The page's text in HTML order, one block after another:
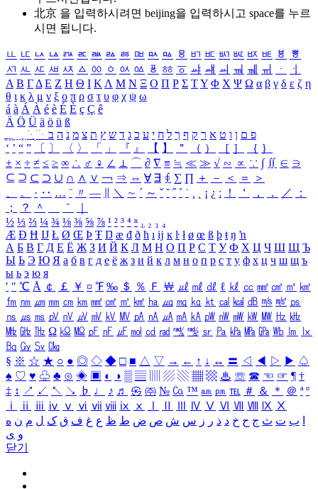
北京 을 입력하시려면 beijing을 입력하시고 space를 누르
시면 됩니다.
ㅥ ㅦ ㅧ ㅨ ㅩ ㅪ ㅫ ㅬ ㅭ ㅮ ㅯ ㅰ ㅱ ㅲ ㅳ ㅴ ㅵ ㅶ ㅷ ㅸ
ㅹ
ㅺ ㅻ ㅼ ㅽ ㅾ ㅿ ㆀ ㆁ ㆂ ㆃ ㆄ ㆅ ㆆ ㆇ ㆈ ㆉ ㆊ ㆋ ㆌ ㆍ
ㆎ
Α Β ΓΔ Ε Ζ Η Θ Ι ΚΛ Μ Ν Ξ Ο Π Ρ Σ ΤΥ Φ Χ Ψ Ω α β γ δ ε ζ η
θ ι κ λ μ ν ξ ο π ρ σ τ υ φ χ ψ ω
á à Á À é è É È ç Ç ê
Ä Ö Ü ä ö ü ß
ִֶֹ ֻּ ׁׂ פ ם ן ו ט א ר ק ף ך ל ח י ע כ ג ד ש ץ ת צ מ נ ה ב
‘ ’ “ ” 〔 〕 〈 〉 「 」 『 』 【 】 ＂ （ ） ［ ］ ｛ ｝
± × ÷ ≠ ≤ ≥ ∞ ∴ ♂ ♀ ∠ ⊥ ⌒ ∂ ∇ ≡ ≒ ≪ ≫ √ ∽ ∝ ∵ ∫ ∬ ∈ ∋
⊆ ⊇ ⊂ ⊃ ∪ ∩ ∧ ∨ ￢ ⇒ ⇔ ∀ ∃ ∮ ∑ ∏ ＋ － ＜ ＝
＞
、
。 · ‥ … ¨ 〃 ― ＼ ∼ ´ ～ ˇ ˘ ˝ ˚ ˙ ¸ ¡ ¿ ː ！ ＇ ， ． ／
：
；
？ ＾ ｀
½ ⅓ ⅔ ¼ ¾ ⅛ ⅜ ⅝ ⅞ ¹ ² ³ ⁴ ⁿ ₁ ₂ ₃ ₄
Æ Ð Ħ Ĳ Ł Ø Œ Þ Ŧ Ŋ æ đ ð ħ ı ĳ ĸ ŀ ł ø œ ß þ ŧ ŋ ŉ
А Б В Г Д Е Ё Ж З И Й К Л М Н О П Р С Т У Ф Х Ц Ч Ш Щ Ъ
Ы Ь Э Ю Я а б в г д е ё ж з и й к л м н о п р с т у ф х ц ч ш щ ъ
ы ь э ю я
′ ″ ℃ Å ￠ ￡ ￥ ¤ ℉ ‰ ＄ ％ Ｆ ￦ ㎕ ㎖ ㎗ ℓ ㎘ ㏄ ㎣ ㎤ ㎥ ㎦
㎙ ㎚ ㎛ ㎜ ㎝ ㎞ ㎟ ㎠ ㎡ ㎢ ㏊ ㎍ ㎎ ㎏ ㏏ ㎈ ㎉ ㏈ ㎧ ㎨ ㎰
㎱ ㎲ ㎳ ㎴ ㎵ ㎶ ㎷ ㎸ ㎹ ㎀ ㎁ ㎂ ㎃ ㎄ ㎺ ㎻ ㎽ ㎾ ㎿ ㎐ ㎑
㎒ ㎓ ㎔ Ω ㏀ ㏁ ㎊ ㎋ ㎌ ㏖ ㏅ ㎭ ㎮ ㎯ ㏛ ㎩ ㎪ ㎫ ㎬ ㏝ ㏐
㏓
㏃ ㏉ ㏜ ㏆
§ ※ ☆ ★ ○ ● ◎ ◇ ◆ □ ■ △ ▽ → ← ↑ ↓ ↔ 〓 ◁ ◀ ▷ ▶ ♤
♠ ♡ ♥ ♧ ♣ ⊙ ◈ ▣ ◐ ◑ ▒ ▤ ▨ ▧ ▦ ▩ ♨ ☏ ☎ ☜ ☞ ¶ †
‡ ↕ ↗ ↙ ↖ ↘ ♭ ♩ ♪ ♬ ㉿ ㈜ № ㏇ ™ ㏂ ㏘ ℡ ＃ ＆ ＊ ＠ ª º
ⅰ
ⅱ ⅲ ⅳ ⅴ ⅵ ⅶ ⅷ ⅸ ⅹ Ⅳ Ⅴ Ⅵ Ⅶ Ⅷ Ⅸ Ⅹ
ب ت ث ج ح خ د ذ ر ز س ش ص ض ط ظ ع غ ف ق ک ل م ن ه
و ی
닫기